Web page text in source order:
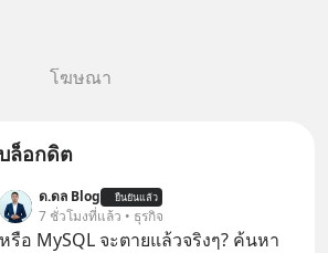
โฆษณา
ล็อกดิต
ด.ดล Blog ยืนยันแล้ว
7 ชั่วโมงที่แล้ว • ธุรกิจ
หรือ MySQL จะตายแล้วจริงๆ? ค้นหา